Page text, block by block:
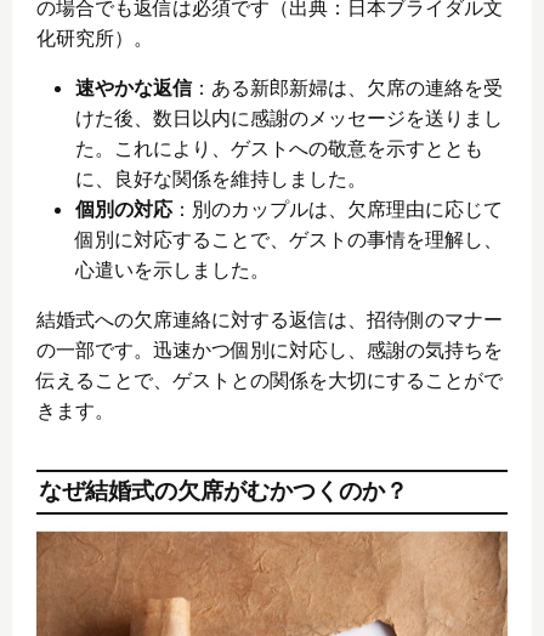
の場合でも返信は必須です（出典：日本ブライダル文
化研究所）。
速やかな返信：ある新郎新婦は、欠席の連絡を受
けた後、数日以内に感謝のメッセージを送りまし
た。これにより、ゲストへの敬意を示すととも
に、良好な関係を維持しました。
個別の対応 ：別のカップルは、欠席理由に応じて
個別に対応することで、ゲストの事情を理解し、
心遣いを示しました。
結婚式への欠席連絡に対する返信は、招待側のマナー
の一部です。迅速かつ個別に対応し、感謝の気持ちを
伝えることで、ゲストとの関係を大切にすることがで
きます。
なぜ結婚式の欠席がむかつくのか？